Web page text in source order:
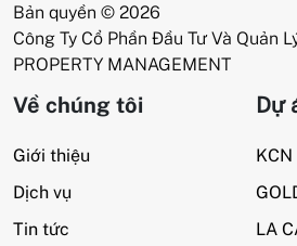
Bản quyền © 2026
Công Ty Cổ Phần Đầu Tư Và Quản
PROPERTY MANAGEMENT
Về chúng tôi
Giới thiệu
Dịch vụ
Tin tức
Dự
KCN
LA